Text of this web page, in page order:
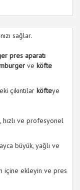
sağlar.
pres aparatı
ve köfte
çıkıntılar köfteye
hızlı ve profesyonel
büyük, yağlı ve
içine ekleyin ve pres